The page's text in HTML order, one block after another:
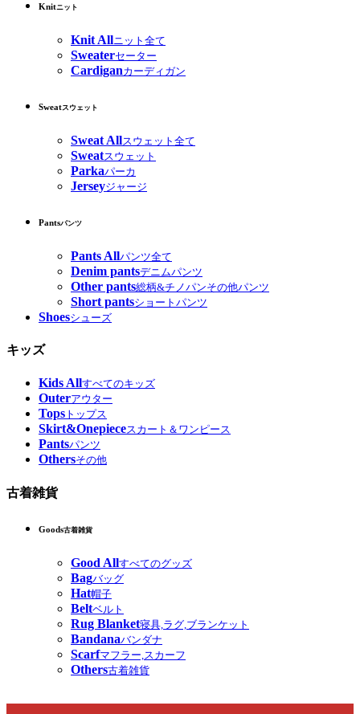
Knitニット
Knit Allニット全て
Sweaterセーター
Cardiganカーディガン
Sweatスウェット
Sweat Allスウェット全て
Sweatスウェット
Parkaパーカ
Jerseyジャージ
Pantsパンツ
Pants Allパンツ全て
Denim pantsデニムパンツ
Other pants総柄&チノパンその他パンツ
Short pantsショートパンツ
Shoesシューズ
キッズ
Kids Allすべてのキッズ
Outerアウター
Tops トップス
Skirt&Onepieceスカート＆ワンピース
Pantsパンツ
Othersその他
古着雑貨
Goods古着雑貨
Good Allすべてのグッズ
Bagバッグ
Hat帽子
Beltベルト
Rug Blanket寝具,ラグ,ブランケット
Bandanaバンダナ
Scarfマフラー,スカーフ
Others古着雑貨